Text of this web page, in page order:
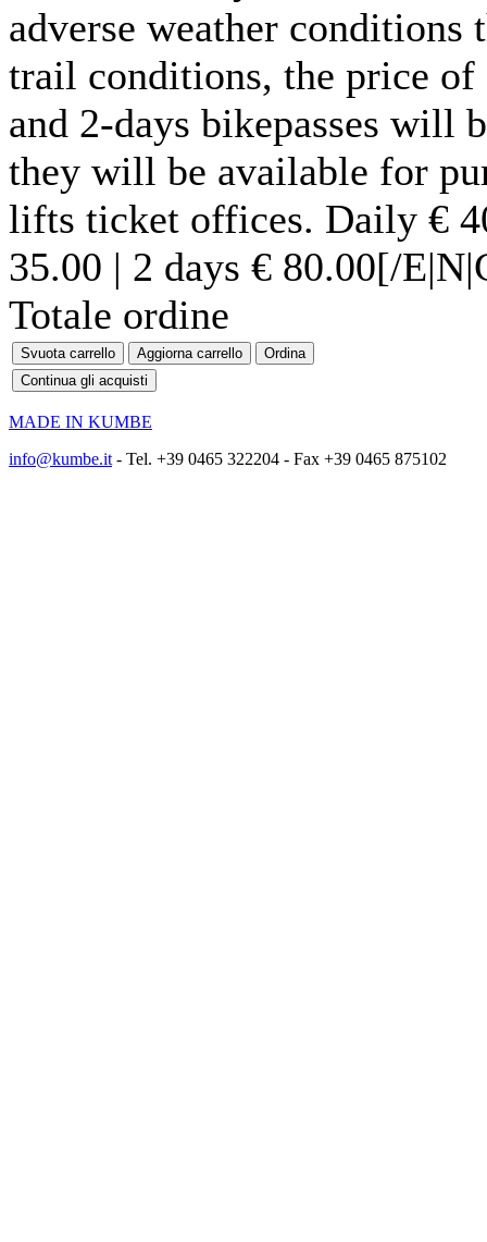
adverse weather conditions
trail conditions, the price of
and 2-days bikepasses will
they will be available for
lifts ticket offices. Daily €
35.00 | 2 days € 80.00[/
Totale ordine
MADE IN KUMBE
info@kumbe.it - Tel. +39 0465 322204 - Fax +39 0465 875102